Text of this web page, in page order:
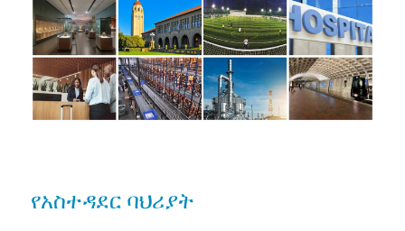
የአስተዳደር ባህሪያት